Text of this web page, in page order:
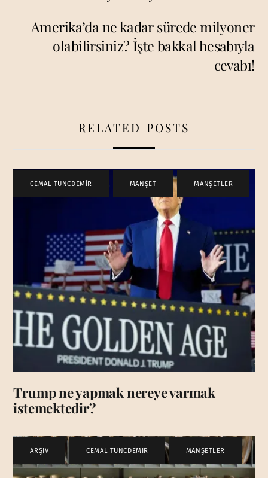
Amerika’da ne kadar sürede milyoner
olabilirsiniz? İşte bakkal hesabıyla
cevabı!
RELATED POSTS
CEMAL TUNCDEMİR MANŞET , MANŞETLER
Trump ne yapmak nereye varmak
istemektedir?
ARŞİV CEMAL TUNCDEMİR , MANŞETLER